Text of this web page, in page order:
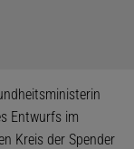
Entwurfs im
Kreis der Spender